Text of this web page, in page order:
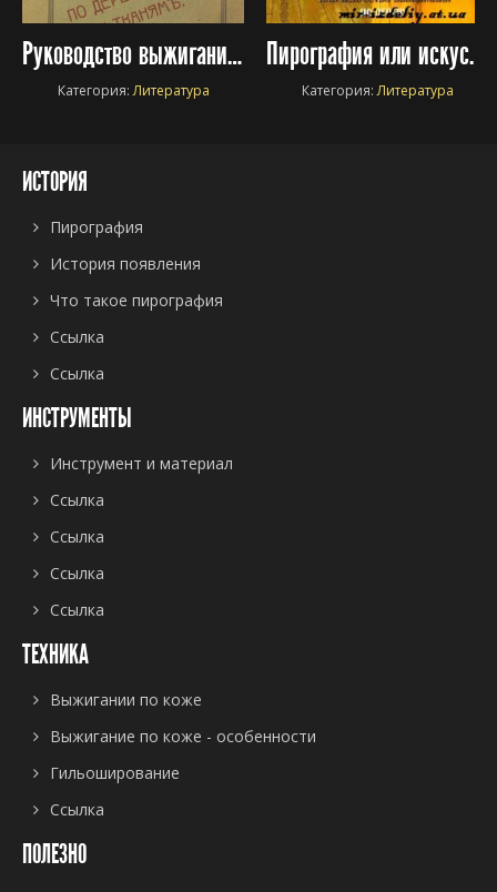
Руководство выжигания по дереву, коже и тканям
Категория:Литература
Пирография или искусство выжигания по дереву
Категория:Литература
ИСТОРИЯ
Пирография
История появления
Что такое пирография
Ссылка
Ссылка
ИНСТРУМЕНТЫ
Инструмент и материал
Ссылка
Ссылка
Ссылка
Ссылка
ТЕХНИКА
Выжигании по коже
Выжигание по коже - особенности
Гильоширование
Ссылка
ПОЛЕЗНО